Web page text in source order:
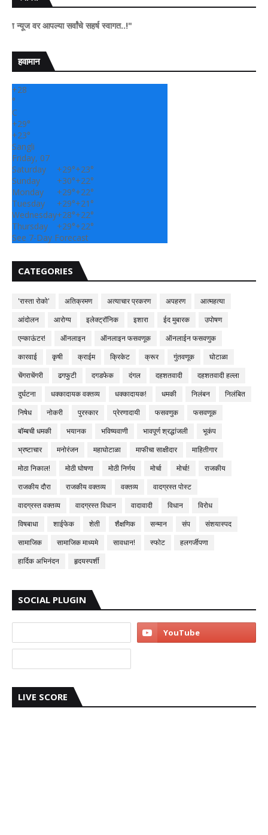
आपल्या सर्वांचे सहर्ष स्वागत..!"
हवामान
+28
°
C
+29°
+23°
Sangli
Friday, 07
Saturday
+29°+23°
Sunday
+30°+22°
Monday
+29°+22°
Tuesday
+29°+21°
Wednesday+28°+22°
Thursday
+29°+22°
See 7-Day Forecast
CATEGORIES
'रास्ता रोको' अतिक्रमण अत्याचार प्रकरण अपहरण
आत्महत्या
आंदोलन
आरोग्य इलेक्ट्रॉनिक इशारा ईद मुबारक
उपोषण
एन्काऊंटर!
ऑनलाइन ऑनलाइन फसवणूक
ऑनलाईन फसवणुक
कारवाई
कृषी क्राईम क्रिकेट क्रूर गुंतवणूक
घोटाळा
चेंगराचेंगरी
ढगफुटी दगडफेक दंगल दहशतवादी
दहशतवादी हल्ला
दुर्घटना
धक्कादायक वक्तव्य धक्कादायक! धमकी निलंबन
निलंबित
निषेध
नोकरी पुरस्कार प्रेरणादायी फसवणुक
फसवणूक
बॉम्बची धमकी
भयानक भविष्यवाणी भावपूर्ण श्रद्धांजली
भूकंप
भ्रष्टाचार
मनोरंजन महाघोटाळा माफीचा साक्षीदार
माहितीगार
मोठा निकाल!
मोठी घोषणा मोठी निर्णय मोर्चा मोर्चा!
राजकीय
राजकीय दौरा
राजकीय वक्तव्य वक्तव्य
वादग्रस्त पोस्ट
वादग्रस्त वक्तव्य
वादग्रस्त विधान वादावादी विधान
विरोध
विषबाधा
शाईफेक शेती शैक्षणिक सन्मान संप
संशयास्पद
सामाजिक
सामाजिक माध्यमे सावधान! स्फोट
हलगर्जीपणा
हार्दिक अभिनंदन
हृदयस्पर्शी
SOCIAL PLUGIN
LIVE SCORE